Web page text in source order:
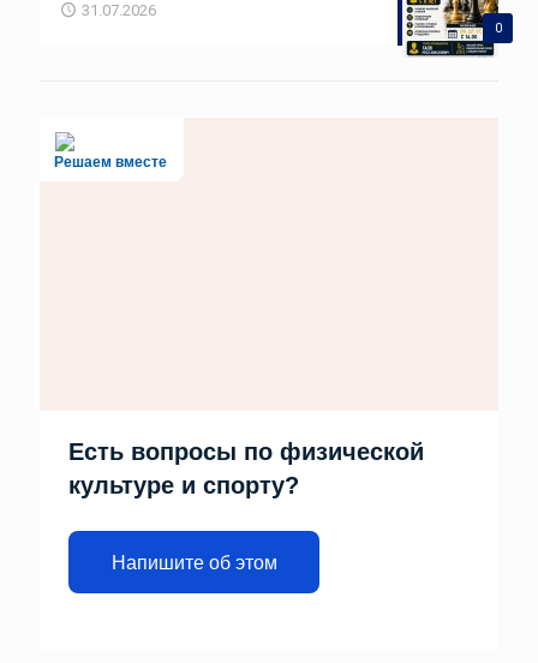
0
31.07.2026
Решаем вместе
Есть вопросы по физической
культуре и спорту?
Напишите об этом